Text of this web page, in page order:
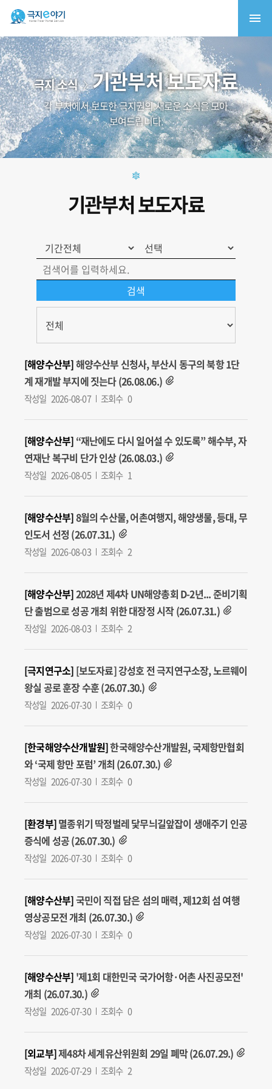
극지 소식 기관부처 보도자료
각 부처에서 보도한 극지권의 새로운 소식을 모아
보여드립니다.
기관부처 보도자료
[해양수산부]해양수산부 신청사, 부산시 동구의 북항 1단
계 재개발 부지에 짓는다 (26.08.06.)
작성일 2026-08-07 조회수 0
[해양수산부] “재난에도 다시 일어설 수 있도록” 해수부, 자
연재난 복구비 단가 인상 (26.08.03.)
작성일 2026-08-05 조회수 1
[해양수산부]8월의 수산물, 어촌여행지, 해양생물, 등대, 무
인도서 선정 (26.07.31.)
작성일 2026-08-03 조회수 2
[해양수산부]2028년 제4차 UN해양총회 D-2년... 준비기획
단 출범으로 성공 개최 위한 대장정 시작 (26.07.31.)
작성일 2026-08-03 조회수 2
[극지연구소] [보도자료] 강성호 전 극지연구소장, 노르웨이
왕실 공로 훈장 수훈 (26.07.30.)
작성일 2026-07-30 조회수 0
[한국해양수산개발원]한국해양수산개발원, 국제항만협회
와 ‘국제 항만 포럼’ 개최 (26.07.30.)
작성일 2026-07-30 조회수 0
[환경부]멸종위기 딱정벌레 닻무늬길앞잡이 생애주기 인공
증식에 성공 (26.07.30.)
작성일 2026-07-30 조회수 0
[해양수산부]국민이 직접 담은 섬의 매력, 제12회 섬 여행
영상공모전 개최 (26.07.30.)
작성일 2026-07-30 조회수 0
[해양수산부] '제1회 대한민국 국가어항·어촌 사진공모전'
개최 (26.07.30.)
작성일 2026-07-30 조회수 0
[외교부]제48차 세계유산위원회 29일 폐막 (26.07.29.)
작성일 2026-07-29 조회수 2